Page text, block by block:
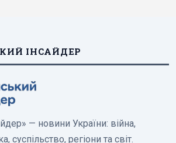
ІНСАЙДЕР
— новини України: війна,
суспільство, регіони та світ.